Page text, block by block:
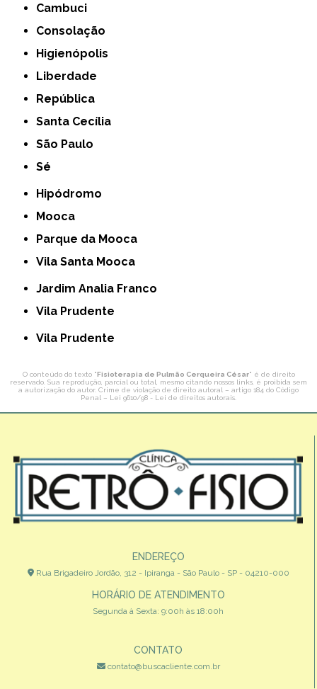
Cambuci
Consolação
Higienópolis
Liberdade
República
Santa Cecília
São Paulo
Sé
Hipódromo
Mooca
Parque da Mooca
Vila Santa Mooca
Jardim Analia Franco
Vila Prudente
Vila Prudente
O conteúdo do texto "Fisioterapia de Pulmão Cerqueira César" é de direito
reservado. Sua reprodução, parcial ou total, mesmo citando nossos links, é proibida sem
a autorização do autor. Crime de violação de direito autoral – artigo 184 do Código
Penal – Lei 9610/98 - Lei de direitos autorais
ENDEREÇO
Rua Brigadeiro Jordão, 312 - Ipiranga - São Paulo - SP - 04210-000
HORÁRIO DE ATENDIMENTO
Segunda à Sexta: 9:00h às 18:00h
CONTATO
contato@buscacliente.com.br